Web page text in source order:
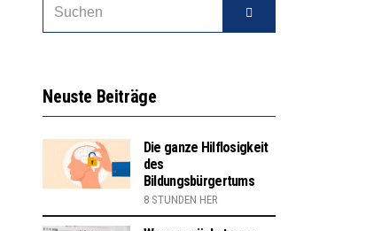
Neuste Beiträge
Die ganze Hilflosigkeit
des
Bildungsbürgertums
8 STUNDEN HER